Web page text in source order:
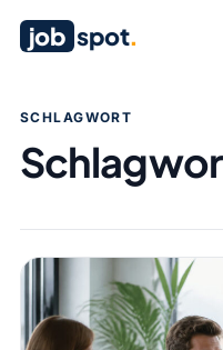
job spot.
SCHLAGWORT